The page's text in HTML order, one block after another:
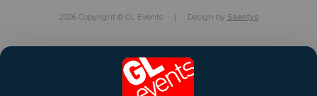
2026 Copyright © GL Events Design by Saentys